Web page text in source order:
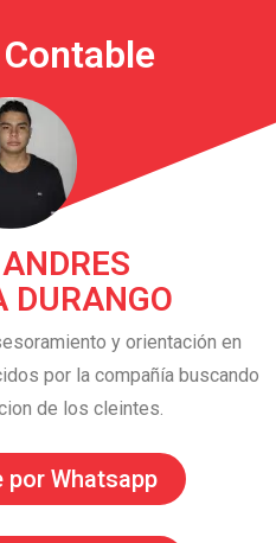
DURANGO
y orientación en
por la compañía buscando
de los cleintes.
por Whatsapp